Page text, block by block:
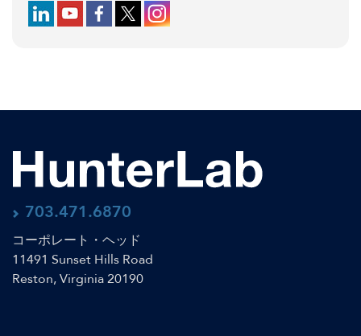
Follow us on LinkedIn
Follow us on YouTube
Follow us on Facebook
Follow us on X (formerly Twitter)
Follow us on Instagram
703.471.6870
コーポレート・ヘッド
11491 Sunset Hills Road
Reston, Virginia 20190